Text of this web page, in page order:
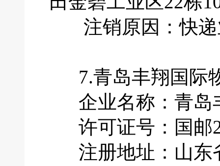
注销原因：快递
7.青岛丰翔国际
企业名称：青岛
许可证号：国邮
注册地址：山东